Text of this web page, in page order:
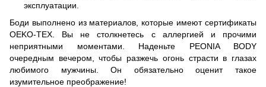
эксплуатации.
Боди выполнено из материалов, которые имеют сертификаты
OEKO-TEX. Вы не столкнетесь с аллергией и прочими
неприятными моментами. Наденьте PEONIA BODY
очередным вечером, чтобы разжечь огонь страсти в глазах
любимого мужчины. Он обязательно оценит такое
изумительное преображение!